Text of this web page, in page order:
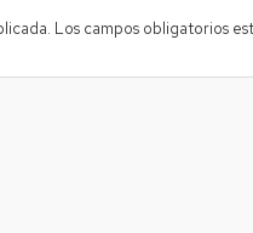
Los campos obligatorios